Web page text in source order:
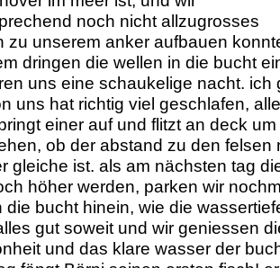
noch nicht allzugrosses
zu unserem anker aufbauen
dringen die wellen in die bucht
uns eine schaukelige nacht. ich
uns hat richtig viel geschlafen,
einer auf und flitzt an deck um
ob der abstand zu den felsen
gleiche ist. als am nächsten tag
höher werden, parken wir
die bucht hinein, wie die
gut soweit und wir geniessen
und das klare wasser der